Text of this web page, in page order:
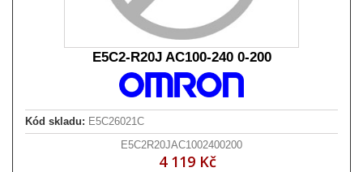
E5C2-R20J AC100-240 0-200
Kód skladu: E5C26021C
E5C2R20JAC1002400200
4 119 Kč